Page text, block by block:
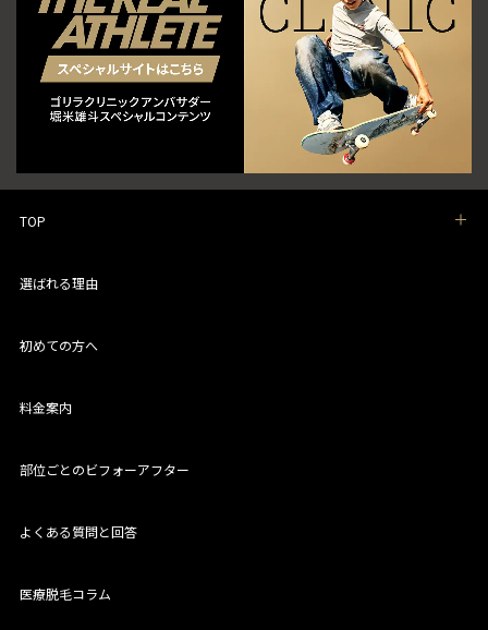
TOP
選ばれる理由
初めての方へ
料金案内
部位ごとのビフォーアフター
よくある質問と回答
医療脱毛コラム